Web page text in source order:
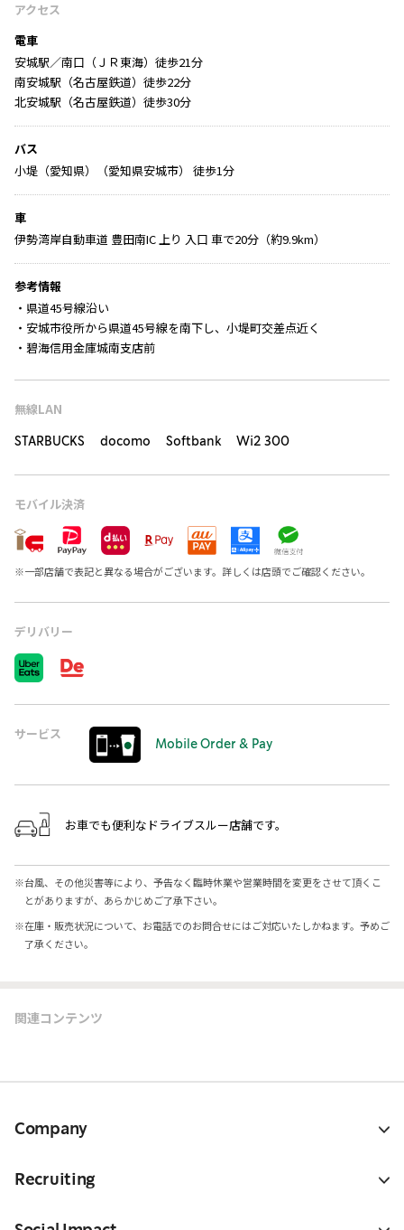
アクセス
電車
安城駅／南口（ＪＲ東海）徒歩21分
南安城駅（名古屋鉄道）徒歩22分
北安城駅（名古屋鉄道）徒歩30分
バス
小堤（愛知県）（愛知県安城市） 徒歩1分
車
伊勢湾岸自動車道 豊田南IC 上り 入口 車で20分（約9.9km）
参考情報
・県道45号線沿い
・安城市役所から県道45号線を南下し、小堤町交差点近く
・碧海信用金庫城南支店前
無線LAN
STARBUCKS docomo Softbank Wi2 300
モバイル決済
※一部店舗で表記と異なる場合がございます。詳しくは店頭でご確認ください。
デリバリー
サービス
Mobile Order & Pay
お車でも便利なドライブスルー店舗です。
※台風、その他災害等により、予告なく臨時休業や営業時間を変更をさせて頂くこ
とがありますが、あらかじめご了承下さい。
※在庫・販売状況について、お電話でのお問合せにはご対応いたしかねます。予めご
了承ください。
関連コンテンツ
Company
Recruiting